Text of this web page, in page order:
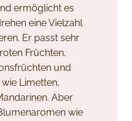
ermöglicht es
eine Vielzahl
Er passt sehr
Früchten,
und
Limetten,
Aber
wie